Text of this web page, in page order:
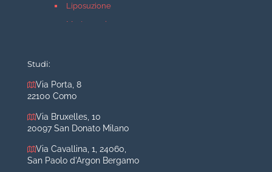
Liposuzione
Mastopessi
Rinoplastica
Medicina estetica Milano
Acido ialuronico viso
Aumento labbra
Studi:
Via Porta, 8
22100 Como
Via Bruxelles, 10
20097 San Donato Milano
Via Cavallina, 1, 24060,
San Paolo d'Argon Bergamo